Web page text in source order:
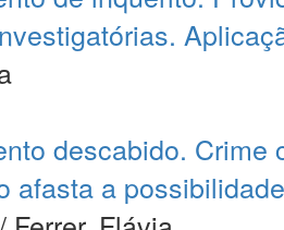
descabido.
afasta a